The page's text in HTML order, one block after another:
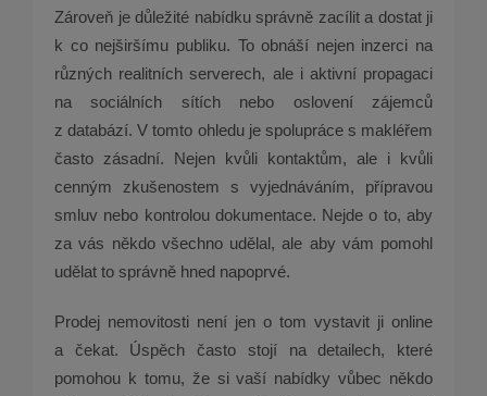
Zároveň je důležité nabídku správně zacílit a dostat ji
k co nejširšímu publiku. To obnáší nejen inzerci na
různých realitních serverech, ale i aktivní propagaci
na sociálních sítích nebo oslovení zájemců
z databází. V tomto ohledu je spolupráce s makléřem
často zásadní. Nejen kvůli kontaktům, ale i kvůli
cenným zkušenostem s vyjednáváním, přípravou
smluv nebo kontrolou dokumentace. Nejde o to, aby
za vás někdo všechno udělal, ale aby vám pomohl
udělat to správně hned napoprvé.
Prodej nemovitosti není jen o tom vystavit ji online
a čekat. Úspěch často stojí na detailech, které
pomohou k tomu, že si vaší nabídky vůbec někdo